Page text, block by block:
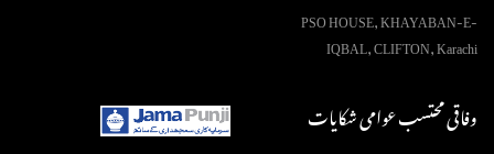
PSO HOUSE, KHAYABAN-E-
IQBAL, CLIFTON, Karachi
وفاقی محتسب عوامی شکایات